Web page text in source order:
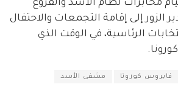
مخابرات نظام الأسد والفروع
الزور إلى إقامة التجمعات والاحتفال
الرئاسية، في الوقت الذي
فايروس كورونا مشفى الأسد